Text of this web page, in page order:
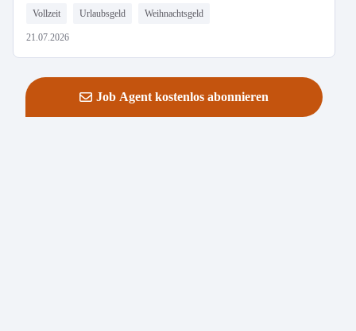
Vollzeit Urlaubsgeld Weihnachtsgeld
21.07.2026
Job Agent kostenlos abonnieren